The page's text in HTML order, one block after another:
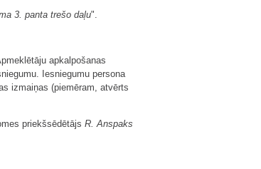
3. panta trešo daļu".
apkalpošanas
Iesniegumu persona
izmaiņas (piemēram, atvērts
priekšsēdētājs R. Anspaks